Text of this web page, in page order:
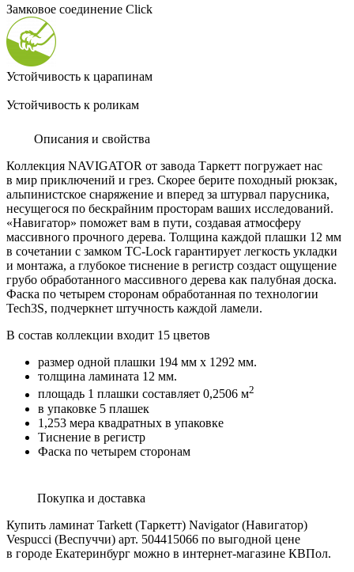
Замковое соединение Click
Устойчивость к царапинам
Устойчивость к роликам
Описания и свойства
Коллекция NAVIGATOR от завода Таркетт погружает нас
в мир приключений и грез. Скорее берите походный рюкзак,
альпинистское снаряжение и вперед за штурвал парусника,
несущегося по бескрайним просторам ваших исследований.
«Навигатор» поможет вам в пути, создавая атмосферу
массивного прочного дерева. Толщина каждой плашки 12 мм
в сочетании с замком TC-Lock гарантирует легкость укладки
и монтажа, а глубокое тиснение в регистр создаст ощущение
грубо обработанного массивного дерева как палубная доска.
Фаска по четырем сторонам обработанная по технологии
Tech3S, подчеркнет штучность каждой ламели.
В состав коллекции входит 15 цветов
размер одной плашки 194 мм х 1292 мм.
толщина ламината 12 мм.
площадь 1 плашки составляет 0,2506 м2
в упаковке 5 плашек
1,253 мера квадратных в упаковке
Тиснение в регистр
Фаска по четырем сторонам
Покупка и доставка
Купить ламинат Tarkett (Таркетт) Navigator (Навигатор)
Vespucci (Веспуччи) арт. 504415066 по выгодной цене
в городе Екатеринбург можно в интернет-магазине КВПол.